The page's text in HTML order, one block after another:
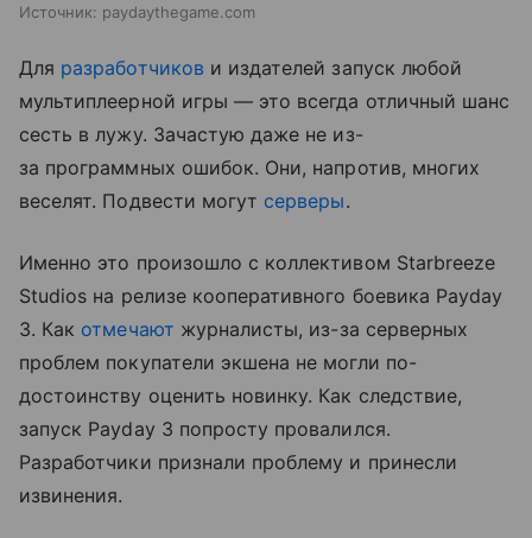
Источник: paydaythegame.com
Для разработчиков и издателей запуск любой
мультиплеерной игры — это всегда отличный шанс
сесть в лужу. Зачастую даже не из-
за программных ошибок. Они, напротив, многих
веселят. Подвести могут серверы.
Именно это произошло с коллективом Starbreeze
Studios на релизе кооперативного боевика Payday
3. Как отмечают журналисты, из-за серверных
проблем покупатели экшена не могли по-
достоинству оценить новинку. Как следствие,
запуск Payday 3 попросту провалился.
Разработчики признали проблему и принесли
извинения.